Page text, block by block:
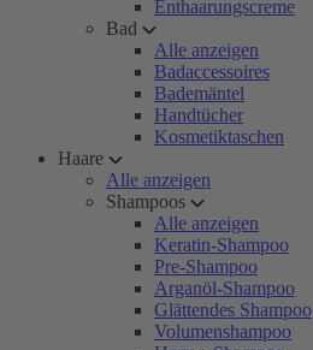
Enthaarungscreme
Bad
Alle anzeigen
Badaccessoires
Bademäntel
Handtücher
Kosmetiktaschen
Haare
Alle anzeigen
Shampoos
Alle anzeigen
Keratin-Shampoo
Pre-Shampoo
Arganöl-Shampoo
Glättendes Shampoo
Volumenshampoo